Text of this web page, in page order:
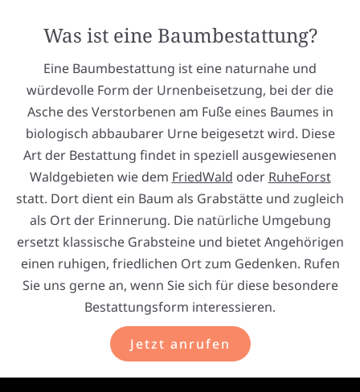
Was ist eine Baumbestattung?
Eine Baumbestattung ist eine naturnahe und
würdevolle Form der Urnenbeisetzung, bei der die
Asche des Verstorbenen am Fuße eines Baumes in
biologisch abbaubarer Urne beigesetzt wird. Diese
Art der Bestattung findet in speziell ausgewiesenen
Waldgebieten wie dem FriedWald oder RuheForst
statt. Dort dient ein Baum als Grabstätte und zugleich
als Ort der Erinnerung. Die natürliche Umgebung
ersetzt klassische Grabsteine und bietet Angehörigen
einen ruhigen, friedlichen Ort zum Gedenken. Rufen
Sie uns gerne an, wenn Sie sich für diese besondere
Bestattungsform interessieren.
Jetzt anrufen